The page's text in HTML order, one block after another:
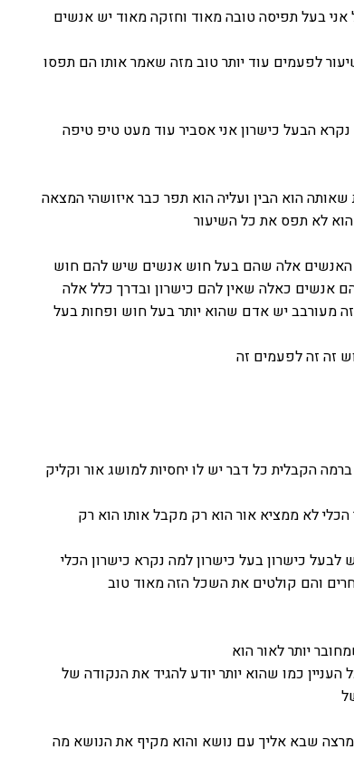
אני בעל תפיסה טובה מאוד וחזקה מאוד יש אנשים
לפעמים עוד יותר טוב מזה שאמר אותו הם תפסו
נקרא הבעל כישרון אני אסביר עוד מעט טיפ טיפה
הוא הבין ועליה הוא תפר כבר איזושהי המצאה
לא תפס את כל השיעור
האנשים אלה שהם בעל חוש אנשים שיש להם חוש
אנשים כאלה שאין להם כישרון ובדרך כלל אלה
מעורבב יש אדם שהוא יותר בעל חוש ופחות בעל
זה זה לפעמים זה
הקבלית כל דבר יש לו יחסיות למושג אור וקליק
לא ממציא אור הוא רק מקבל אותו הוא רק
כישרון בעל כישרון למה נקרא כישרון הכלי
והם קולטים את השכל הזה מאוד טוב
יותר לאור הוא
כמו שהוא יותר יודע להגיד את הנקודה של
מרצה שבא אליך עם נושא והוא מקיף את הנושא מה